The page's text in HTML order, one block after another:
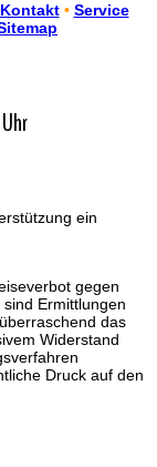
Kontakt • Service
ein
gegen
Ermittlungen
das
Widerstand
Druck auf den